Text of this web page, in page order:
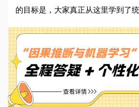
的目标是，大家真正从这里学到了统